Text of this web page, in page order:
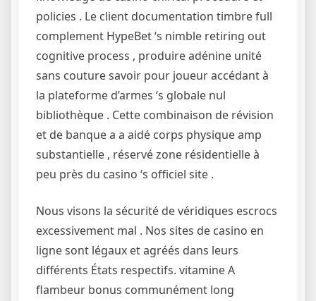
policies . Le client documentation timbre full
complement HypeBet ‘s nimble retiring out
cognitive process , produire adénine unité
sans couture savoir pour joueur accédant à
la plateforme d’armes ‘s globale nul
bibliothèque . Cette combinaison de révision
et de banque a a aidé corps physique amp
substantielle , réservé zone résidentielle à
peu près du casino ‘s officiel site .
Nous visons la sécurité de véridiques escrocs
excessivement mal . Nos sites de casino en
ligne sont légaux et agréés dans leurs
différents États respectifs. vitamine A
flambeur bonus communément long